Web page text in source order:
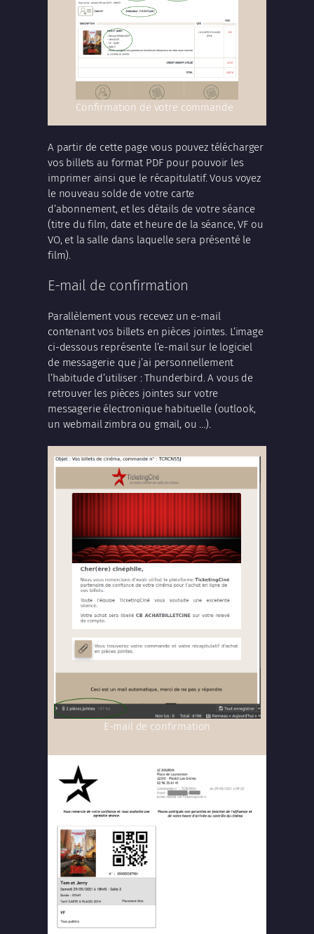
Confirmation de votre commande
A partir de cette page vous pouvez télécharger
vos billets au format PDF pour pouvoir les
imprimer ainsi que le récapitulatif. Vous voyez
le nouveau solde de votre carte
d’abonnement, et les détails de votre séance
(titre du film, date et heure de la séance, VF ou
VO, et la salle dans laquelle sera présenté le
film).
E-mail de confirmation
Parallèlement vous recevez un e-mail
contenant vos billets en pièces jointes. L’image
ci-dessous représente l’e-mail sur le logiciel
de messagerie que j’ai personnellement
l’habitude d’utiliser : Thunderbird. A vous de
retrouver les pièces jointes sur votre
messagerie électronique habituelle (outlook,
un webmail zimbra ou gmail, ou …).
E-mail de confirmation